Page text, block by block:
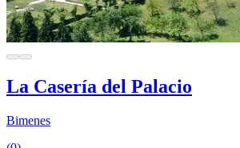
La Casería del Palacio
Bimenes